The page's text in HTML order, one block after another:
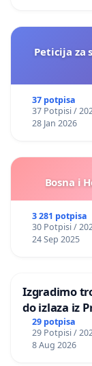
Peticija za
37 potpisa
37 Potpisi /
28 Jan 2026
Bosna i
3 281 potpisa
30 Potpisi /
24 Sep 2025
Izgradimo
do izlaza iz
29 potpisa
29 Potpisi /
8 Aug 2026